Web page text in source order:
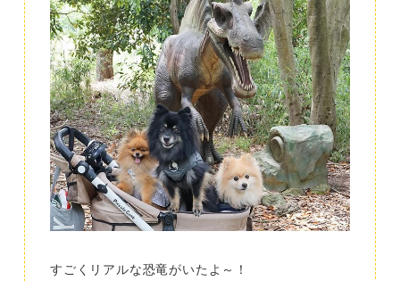
すごくリアルな恐竜がいたよ～！